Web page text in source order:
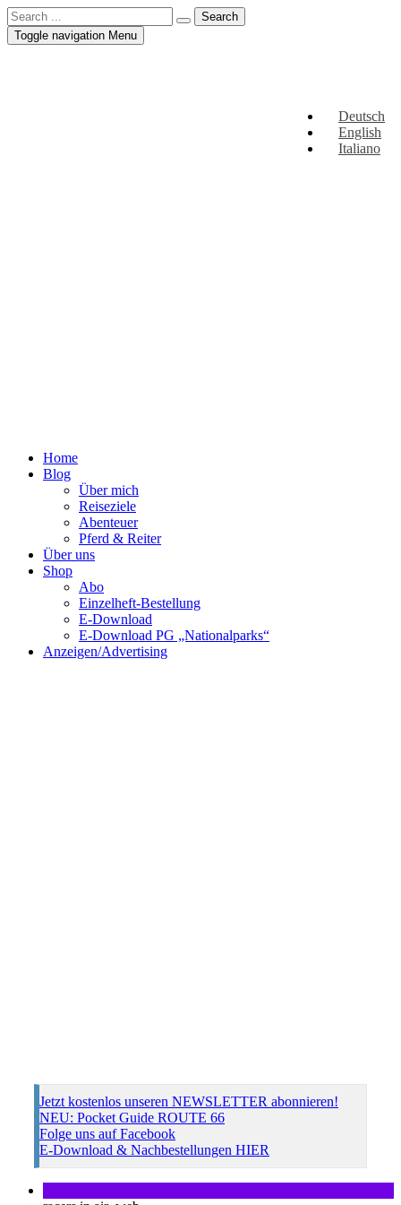
Deutsch
English
Italiano
Toggle navigation Menu
Home
Blog
Über mich
Reiseziele
Abenteuer
Pferd & Reiter
Über uns
Shop
Abo
Einzelheft-Bestellung
E-Download
E-Download PG „Nationalparks“
Anzeigen/Advertising
Jetzt kostenlos unseren NEWSLETTER abonnieren!
NEU: Pocket Guide ROUTE 66
Folge uns auf Facebook
E-Download & Nachbestellungen HIER